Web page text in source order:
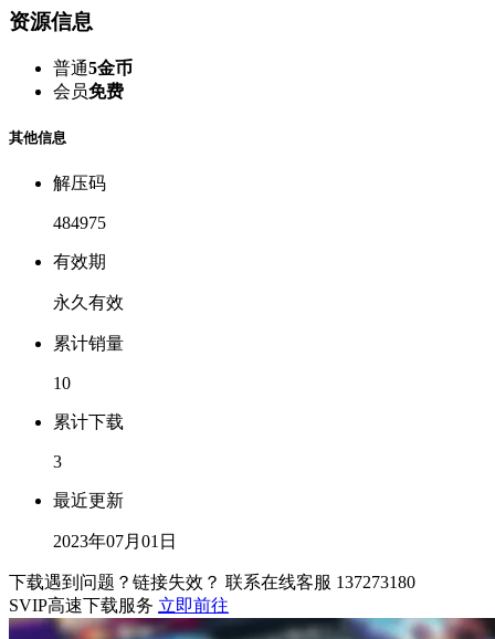
资源信息
普通5金币
会员免费
其他信息
解压码
484975
有效期
永久有效
累计销量
10
累计下载
3
最近更新
2023年07月01日
下载遇到问题？链接失效？ 联系在线客服 137273180
SVIP高速下载服务 立即前往